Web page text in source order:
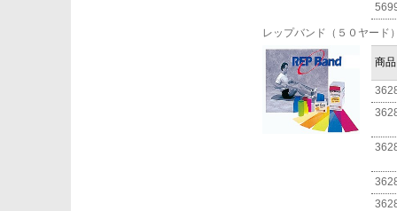
レップバンド（５０ヤード
商